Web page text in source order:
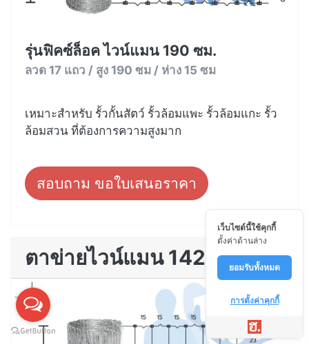
รุ่นฟิคซ์ล็อค ไวน์แมน 190 ซม.
ลวด 17 แถว / สูง 190 ซม / ห่าง 15 ซม
เหมาะสำหรับ รั้วกั้นสัตว์ รั้วล้อมแพะ รั้วล้อมแกะ รั้ว
ล้อมสวน ที่ต้องการความสูงมาก
สอบถาม ขอใบเสนอราคา
ตาข่ายไวน์แมน 142
เว็บไซต์นี้ใช้คุกกี้
ตั้งค่าด้านล่าง
ยอมรับทั้งหมด
การตั้งค่าคุกกี้